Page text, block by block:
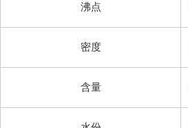
沸点
密度
含量